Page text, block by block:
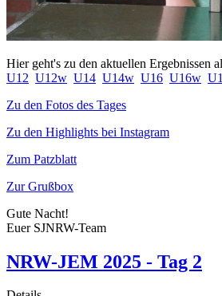
Hier geht's zu den aktuellen Ergebnissen
U12 U12w U14 U14w U16 U16w
Zu den Fotos des Tages
Zu den Highlights bei Instagram
Zum Patzblatt
Zur Grußbox
Gute Nacht!
Euer SJNRW-Team
NRW-JEM 2025 - Tag 2